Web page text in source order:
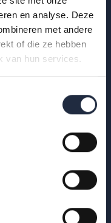
en analyse. Deze
met andere
of die ze hebben
van hun services.
inzichten samen